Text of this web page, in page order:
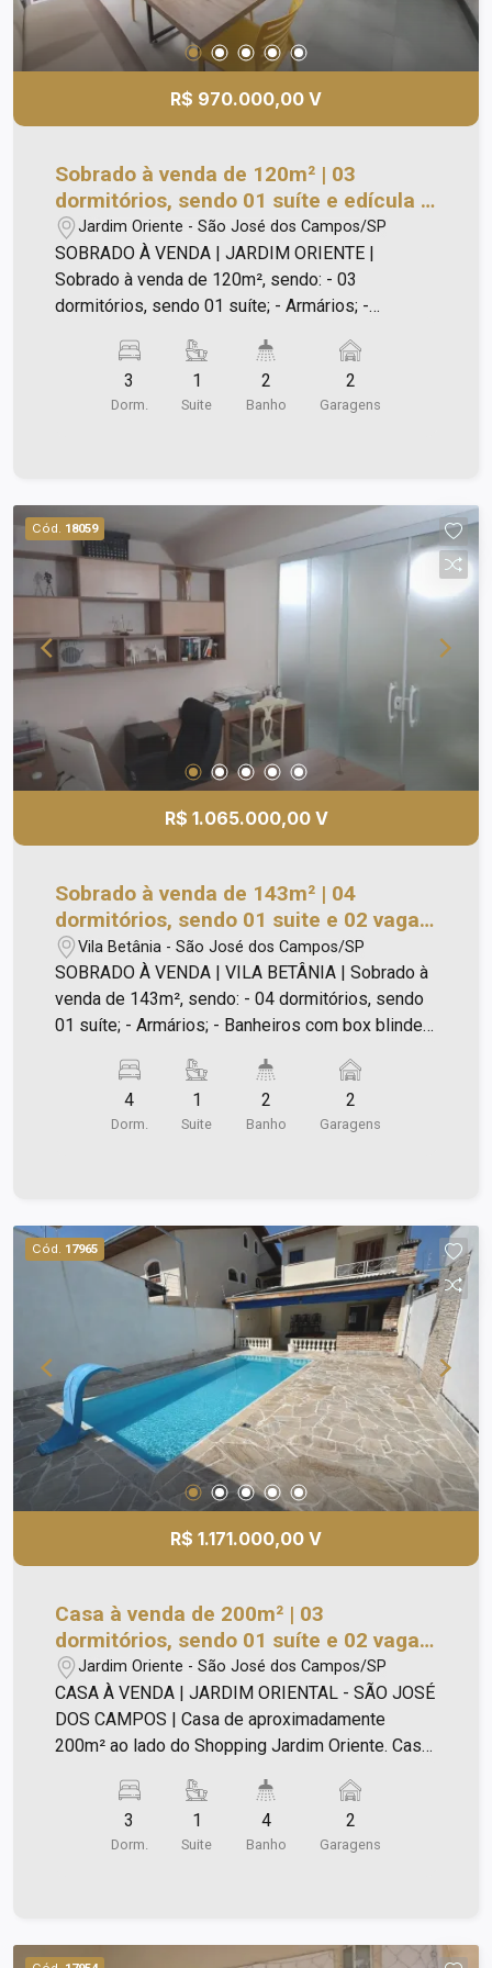
R$ 970.000,00 V
Sobrado à venda de 120m² | 03
dormitórios, sendo 01 suíte e edícula |
Jardim Oriente | São José dos Campos
|
Jardim Oriente - São José dos Campos/SP
SOBRADO À VENDA | JARDIM ORIENTE |
Sobrado à venda de 120m², sendo: - 03
dormitórios, sendo 01 suíte; - Armários; -
TV conjugada com sala de jantar; - Cozinha
espaçosa planejada; - Lavanderia com armários; -
Piso laminado nos dormitórios, sala e corredor; -
dormitório, banheiro, cozinha; - Garagem com
portão eletronico para 02 carros; - Ótima
Localização.
3
Dorm.
1
Suite
2
Banho
2
Garagens
Cód. 18059
R$ 1.065.000,00 V
Sobrado à venda de 143m² | 04
dormitórios, sendo 01 suite e 02 vagas
de garagem | Vila Betânia | São José
dos Campos |
Vila Betânia - São José dos Campos/SP
SOBRADO À VENDA | VILA BETÂNIA | Sobrado à
venda de 143m², sendo: - 04 dormitórios, sendo
01 suíte; - Armários; - Banheiros com box blindex
Cozinha com armários; - Quintal.
4
Dorm.
1
Suite
2
Banho
2
Garagens
Cód. 17965
R$ 1.171.000,00 V
Casa à venda de 200m² | 03
dormitórios, sendo 01 suíte e 02 vagas
de garagem | Jardim Oriental | São
José dos Campos |
Jardim Oriente - São José dos Campos/SP
CASA À VENDA | JARDIM ORIENTAL - SÃO JOSÉ
DOS CAMPOS | Casa de aproximadamente
200m² ao lado do Shopping Jardim Oriente. Casa
planejada ; - Sala ampla; - Despensa; - Escritório;
- Área de serviço completa. - Hobby box
Diferenciais: - Portão automatizado; - Suíte com
3
Dorm.
1
Suite
4
Banho
2
Garagens